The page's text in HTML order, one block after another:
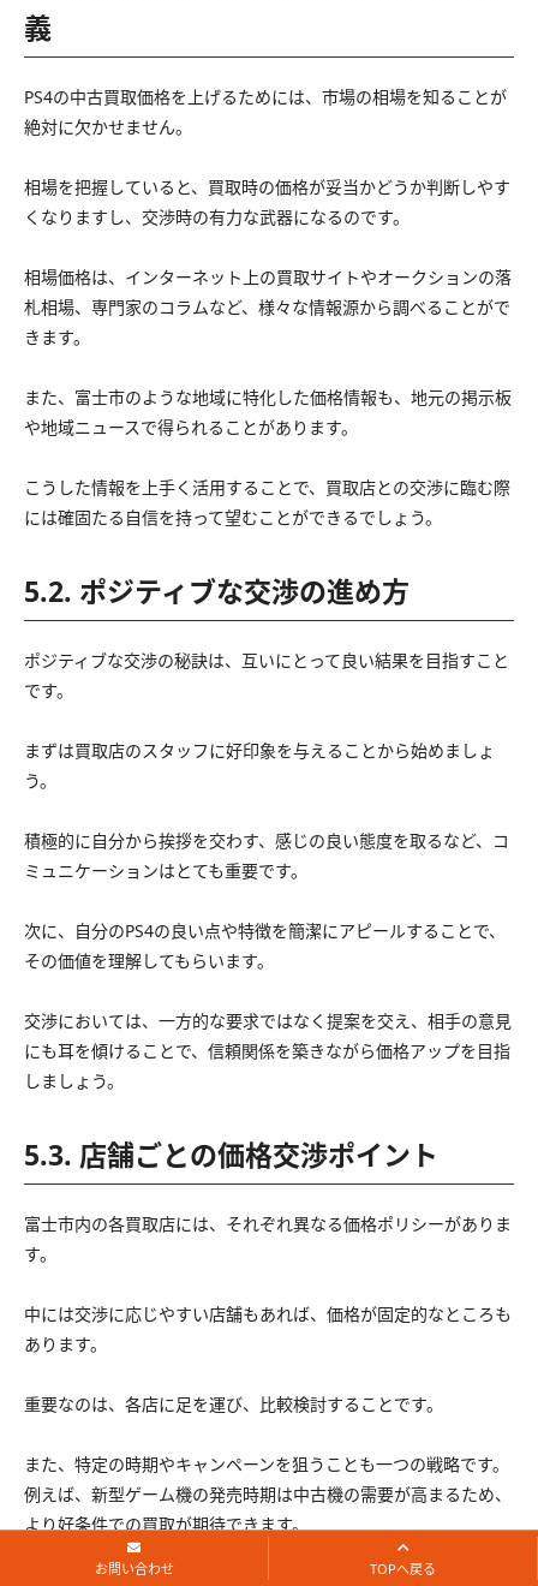
義
PS4の中古買取価格を上げるためには、市場の相場を知ることが
絶対に欠かせません。
相場を把握していると、買取時の価格が妥当かどうか判断しやす
くなりますし、交渉時の有力な武器になるのです。
相場価格は、インターネット上の買取サイトやオークションの落
札相場、専門家のコラムなど、様々な情報源から調べることがで
きます。
また、富士市のような地域に特化した価格情報も、地元の掲示板
や地域ニュースで得られることがあります。
こうした情報を上手く活用することで、買取店との交渉に臨む際
には確固たる自信を持って望むことができるでしょう。
5.2. ポジティブな交渉の進め方
ポジティブな交渉の秘訣は、互いにとって良い結果を目指すこと
です。
まずは買取店のスタッフに好印象を与えることから始めましょ
う。
積極的に自分から挨拶を交わす、感じの良い態度を取るなど、コ
ミュニケーションはとても重要です。
次に、自分のPS4の良い点や特徴を簡潔にアピールすることで、
その価値を理解してもらいます。
交渉においては、一方的な要求ではなく提案を交え、相手の意見
にも耳を傾けることで、信頼関係を築きながら価格アップを目指
しましょう。
5.3. 店舗ごとの価格交渉ポイント
富士市内の各買取店には、それぞれ異なる価格ポリシーがありま
す。
中には交渉に応じやすい店舗もあれば、価格が固定的なところも
あります。
重要なのは、各店に足を運び、比較検討することです。
また、特定の時期やキャンペーンを狙うことも一つの戦略です。
例えば、新型ゲーム機の発売時期は中古機の需要が高まるため、
より好条件での買取が期待できます。
お問い合わせ TOPへ戻る